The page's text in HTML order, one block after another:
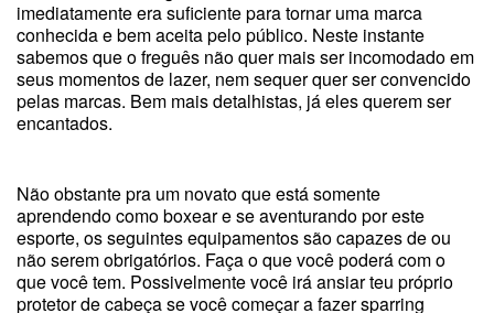
imediatamente era suficiente para tornar uma marca
conhecida e bem aceita pelo público. Neste instante
sabemos que o freguês não quer mais ser incomodado em
seus momentos de lazer, nem sequer quer ser convencido
pelas marcas. Bem mais detalhistas, já eles querem ser
encantados.
Não obstante pra um novato que está somente
aprendendo como boxear e se aventurando por este
esporte, os seguintes equipamentos são capazes de ou
não serem obrigatórios. Faça o que você poderá com o
que você tem. Possivelmente você irá ansiar teu próprio
protetor de cabeça se você começar a fazer sparring